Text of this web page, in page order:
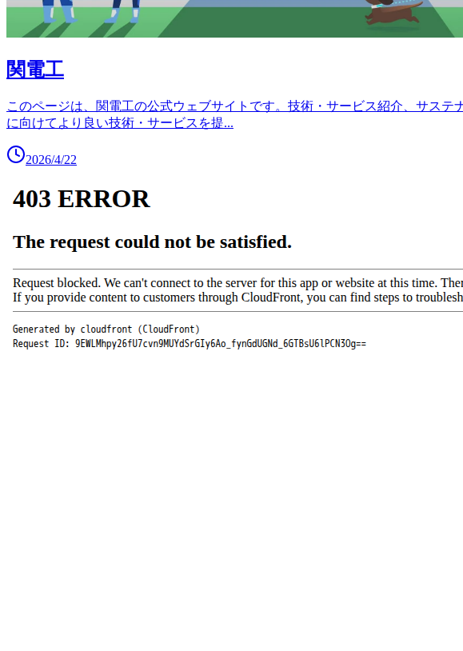
関電工
このページは、関電工の公式ウェブサイトです。技術・サービス紹介、サス
に向けてより良い技術・サービスを提...
2026/4/22